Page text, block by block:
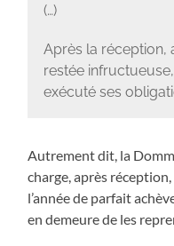
(…)
Après la réception,
restée infructueuse,
exécuté ses
Autrement dit, la
charge, après
l’année de parfait
en demeure de les